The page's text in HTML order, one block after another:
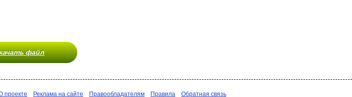
файл
проекте Реклама на сайте Правообладателям Правила Обратная связь